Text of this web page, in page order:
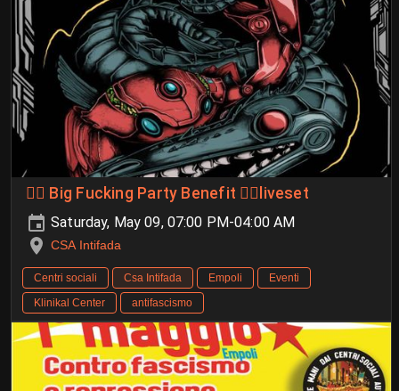
🏴‍☠️ Big Fucking Party Benefit 🏴‍☠️liveset
Saturday, May 09, 07:00 PM-04:00 AM
CSA Intifada
Centri sociali Csa Intifada Empoli
Eventi
Klinikal Center
antifascismo